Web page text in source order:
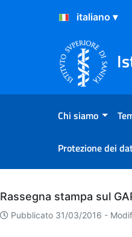
Salta al Contenuto
Salta al Footer
Chi siamo
Protezione dei
Archivio
Rassegna stampa sul
Pubblicato 31/03/2016 -